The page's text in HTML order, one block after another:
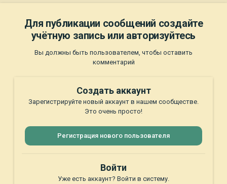
Для публикации сообщений создайте
учётную запись или авторизуйтесь
Вы должны быть пользователем, чтобы оставить
комментарий
Создать аккаунт
Зарегистрируйте новый аккаунт в нашем сообществе.
Это очень просто!
Регистрация нового пользователя
Войти
Уже есть аккаунт? Войти в систему.